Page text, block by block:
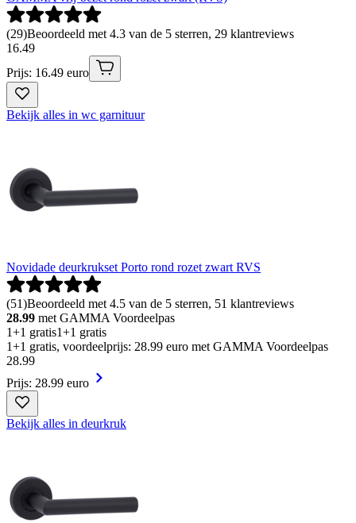
(29)Beoordeeld met 4.3 van de 5 sterren, 29 klantreviews
16.49
Prijs: 16.49 euro
Bekijk alles in wc garnituur
Novidade deurkrukset Porto rond rozet zwart RVS
(51)Beoordeeld met 4.5 van de 5 sterren, 51 klantreviews
28.99 met GAMMA Voordeelpas
1+1 gratis1+1 gratis
1+1 gratis, voordeelprijs: 28.99 euro met GAMMA Voordeelpas
28.99
Prijs: 28.99 euro
Bekijk alles in deurkruk